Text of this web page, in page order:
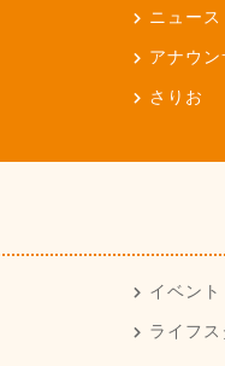
ニュース
アナウ
さりお
イベント
ライフ